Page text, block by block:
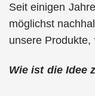
Seit einigen
möglichst
unsere
Wie ist die Idee